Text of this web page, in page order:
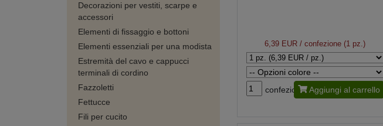
Decorazioni per vestiti, scarpe e
accessori
Elementi di fissaggio e bottoni
Elementi essenziali per una modista
Estremità del cavo e cappucci
terminali di cordino
Fazzoletti
Fettucce
Fili per cucito
6,39 EUR / confezione (1 pz.)
confezione Aggiungi al carrello